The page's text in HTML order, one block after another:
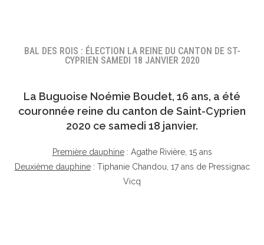
BAL DES ROIS : ÉLECTION LA REINE DU CANTON DE ST-
CYPRIEN SAMEDI 18 JANVIER 2020
La Buguoise Noémie Boudet, 16 ans, a été
couronnée reine du canton de Saint-Cyprien
2020 ce samedi 18 janvier.
Première dauphine: Agathe Rivière, 15 ans
Deuxième dauphine: Tiphanie Chandou, 17 ans de Pressignac
Vicq